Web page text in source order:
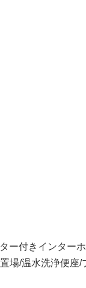
ー付きインター
場/温水洗浄便座